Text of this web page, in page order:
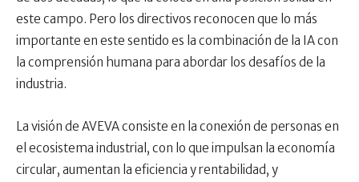
este campo. Pero los directivos reconocen que lo más
importante en este sentido es la combinación de la IA con
la comprensión humana para abordar los desafíos de la
industria.
La visión de AVEVA consiste en la conexión de personas en
el ecosistema industrial, con lo que impulsan la economía
circular, aumentan la eficiencia y rentabilidad, y